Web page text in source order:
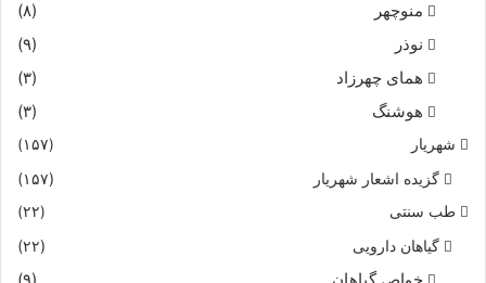
منوچهر
(۸)
نوذر
(۹)
هماى چهرزاد
(۳)
هوشنگ
(۳)
شهریار (۱۵۷)
گزیده اشعار شهریار (۱۵۷)
طب سنتی (۲۲)
گیاهان دارویی (۲۲)